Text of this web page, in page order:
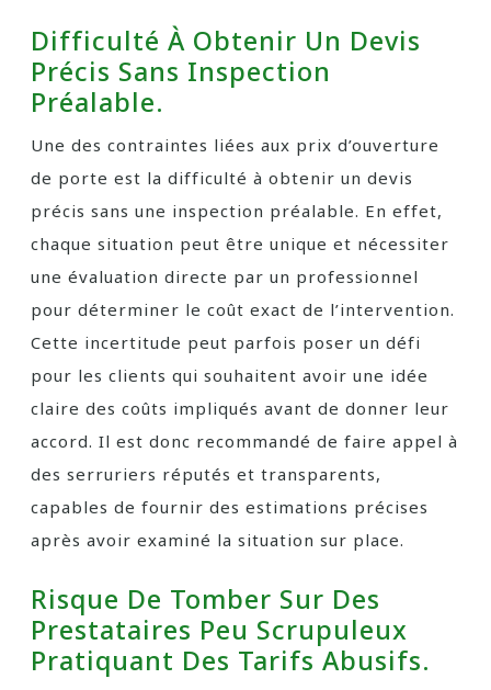
Difficulté À Obtenir Un Devis
Précis Sans Inspection
Préalable.
Une des contraintes liées aux prix d’ouverture
de porte est la difficulté à obtenir un devis
précis sans une inspection préalable. En effet,
chaque situation peut être unique et nécessiter
une évaluation directe par un professionnel
pour déterminer le coût exact de l’intervention.
Cette incertitude peut parfois poser un défi
pour les clients qui souhaitent avoir une idée
claire des coûts impliqués avant de donner leur
accord. Il est donc recommandé de faire appel à
des serruriers réputés et transparents,
capables de fournir des estimations précises
après avoir examiné la situation sur place.
Risque De Tomber Sur Des
Prestataires Peu Scrupuleux
Pratiquant Des Tarifs Abusifs.